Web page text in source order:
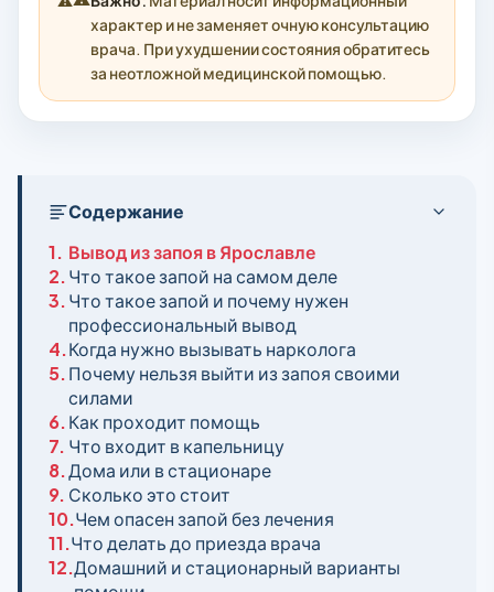
характер и не заменяет очную консультацию
врача. При ухудшении состояния обратитесь
за неотложной медицинской помощью.
Содержание
1. Вывод из запоя в Ярославле
2.Что такое запой на самом деле
3.Что такое запой и почему нужен
профессиональный вывод
4.Когда нужно вызывать нарколога
5.Почему нельзя выйти из запоя своими
силами
6.Как проходит помощь
7. Что входит в капельницу
8.Дома или в стационаре
9. Сколько это стоит
10.Чем опасен запой без лечения
11.Что делать до приезда врача
12.Домашний и стационарный варианты